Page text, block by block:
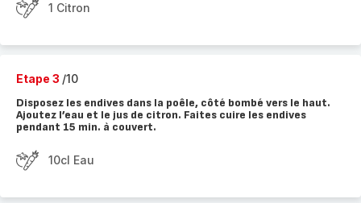
1 Citron
Etape 3 /10
Disposez les endives dans la poêle, côté bombé vers le haut.
Ajoutez l’eau et le jus de citron. Faites cuire les endives
pendant 15 min. à couvert.
10cl Eau